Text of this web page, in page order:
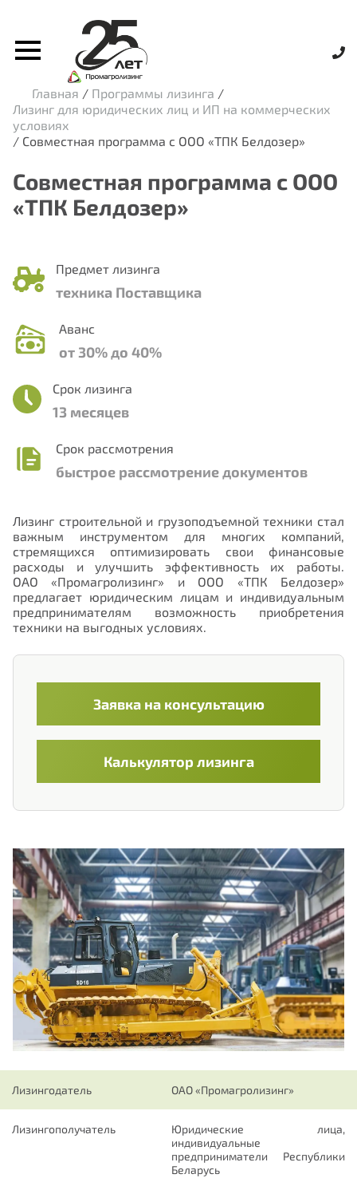
Главная / Программы лизинга /
Лизинг для юридических лиц и ИП на коммерческих
условиях
/ Совместная программа с ООО «ТПК Белдозер»
Совместная программа с ООО
«ТПК Белдозер»
Лизинг строительной и грузоподъемной техники стал
важным инструментом для многих компаний,
стремящихся оптимизировать свои финансовые
расходы и улучшить эффективность их работы.
ОАО «Промагролизинг» и ООО «ТПК Белдозер»
предлагает юридическим лицам и индивидуальным
предпринимателям возможность приобретения
техники на выгодных условиях.
Заявка на консультацию
Калькулятор лизинга
Предмет лизинга
техника Поставщика
Аванс
от 30% до 40%
Срок лизинга
13 месяцев
Срок рассмотрения
быстрое рассмотрение документов
Лизингодатель ОАО «Промагролизинг»
Лизингополучатель
Юридические лица,
индивидуальные
предприниматели Республики
Беларусь
Нужна консультация или помощь с
выбором программы?
Лизинг для физических лиц
Лизинг для юридических лиц
Лизинг по государственным программам
Номер телефона